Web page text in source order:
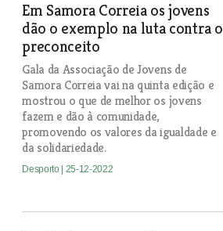
Em Samora Correia os jovens
dão o exemplo na luta contra o
preconceito
Gala da Associação de Jovens de
Samora Correia vai na quinta edição e
mostrou o que de melhor os jovens
fazem e dão à comunidade,
promovendo os valores da igualdade e
da solidariedade.
Desporto | 25-12-2022